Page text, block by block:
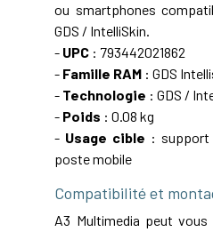
ou smartphones
GDS / IntelliSkin.
- UPC : 793442021862
- Famille RAM : GDS
- Technologie : GDS /
- Poids : 0.08 kg
- Usage cible : support
poste mobile
Compatibilité et
A3 Multimedia peut